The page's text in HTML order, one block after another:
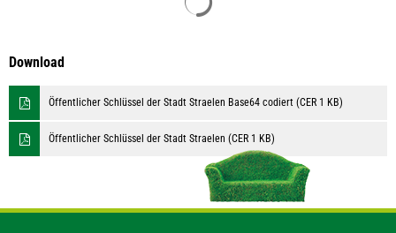
Download
Öffentlicher Schlüssel der Stadt Straelen Base64 codiert (CER 1 KB)
Öffentlicher Schlüssel der Stadt Straelen (CER 1 KB)